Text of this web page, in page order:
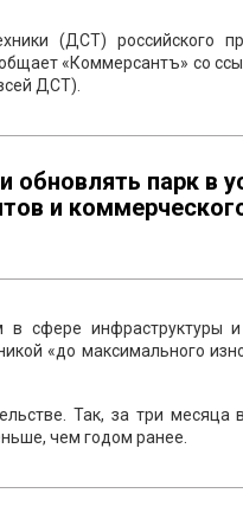
(ДСТ) российского
«Коммерсантъ» со
ДСТ).
парк в
и
сфере инфраструктуры и
«до максимального
Так, за три месяца
чем годом ранее.